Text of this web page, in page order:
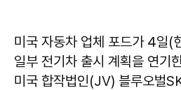
미국 자동차 업체 포드가 4일(
일부 전기차 출시 계획을 연기
미국 합작법인(JV) 블루오벌